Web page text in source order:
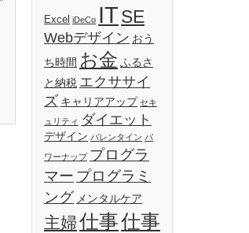
Excel iDeCo ITSE
Webデザイン おう
ち時間 お金 ふるさ
と納税 エクササイ
ズ キャリアアップ セキ
ュリティ ダイエット
デザイン バレンタイン パ
ワーナップ プログラ
マー プログラミ
ング メンタルケア
主婦仕事仕事